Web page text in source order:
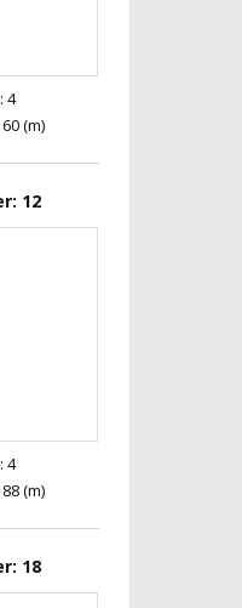
4
(m)
12
4
(m)
18